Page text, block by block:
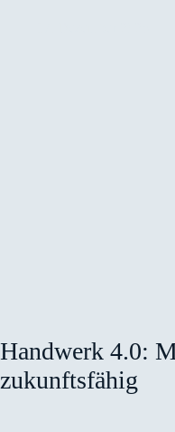
Handwerk 4.0:
zukunftsfähig